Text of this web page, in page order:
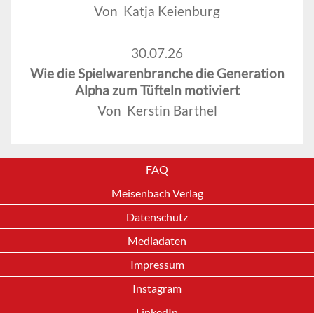
Von Katja Keienburg
30.07.26
Wie die Spielwarenbranche die Generation
Alpha zum Tüfteln motiviert
Von Kerstin Barthel
FAQ
Meisenbach Verlag
Datenschutz
Mediadaten
Impressum
Instagram